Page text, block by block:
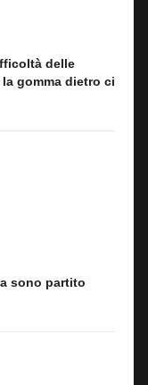
delle
gomma dietro ci
sono partito